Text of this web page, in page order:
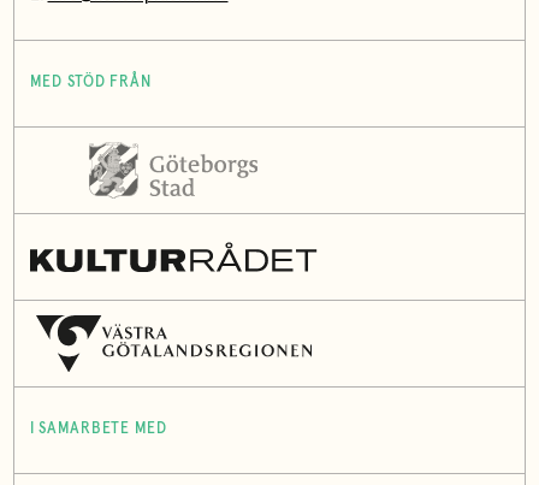
MED STÖD FRÅN
I SAMARBETE MED